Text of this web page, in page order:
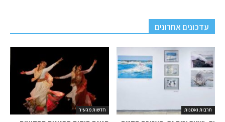
עדכונים אחרונים
חדשות מהעיר תרבות ואמנות